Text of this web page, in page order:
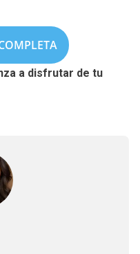
a disfrutar de tu